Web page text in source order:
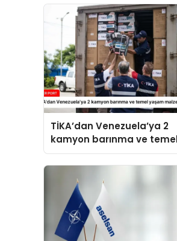
TİKA’dan Venezuela’ya 2
kamyon barınma ve
yaşam malzemesi